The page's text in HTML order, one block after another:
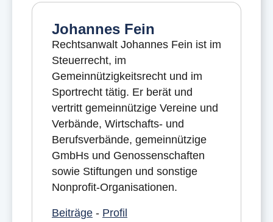
Johannes Fein
Rechtsanwalt Johannes Fein ist im
Steuerrecht, im
Gemeinnützigkeitsrecht und im
Sportrecht tätig. Er berät und
vertritt gemeinnützige Vereine und
Verbände, Wirtschafts- und
Berufsverbände, gemeinnützige
GmbHs und Genossenschaften
sowie Stiftungen und sonstige
Nonprofit-Organisationen.
Beiträge - Profil